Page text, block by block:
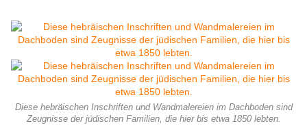
Diese hebräischen Inschriften und Wandmalereien im Dachboden sind
Zeugnisse der jüdischen Familien, die hier bis etwa 1850 lebten.